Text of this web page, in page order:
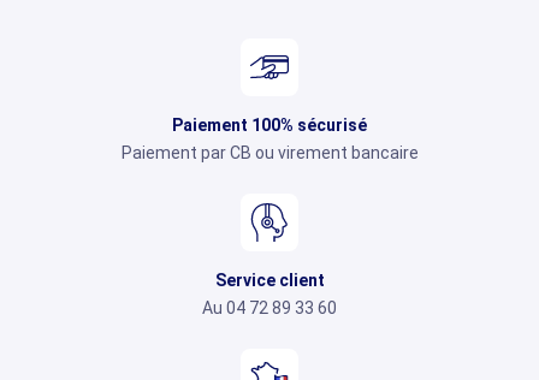
Paiement 100% sécurisé
Paiement par CB ou virement bancaire
Service client
Au 04 72 89 33 60